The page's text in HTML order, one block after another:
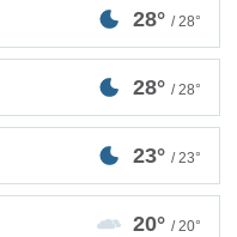
28° / 28°
28° / 28°
23° / 23°
20° / 20°